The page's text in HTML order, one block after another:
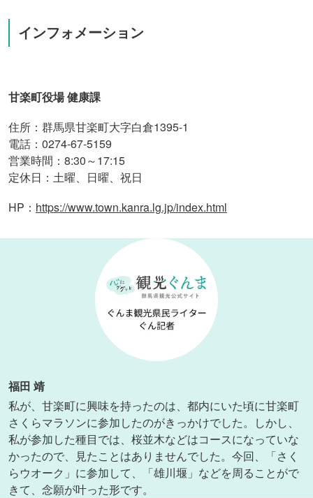
インフォメーション
甘楽町役場 健康課
住所：群馬県甘楽町大字白倉1395-1
電話：0274-67-5159
営業時間：8:30～17:15
定休日：土曜、日曜、祝日
HP ： https://www.town.kanra.lg.jp/index.html
福田 靖
私が、甘楽町に興味を持ったのは、都内にいた頃に甘楽町
さくらマラソンに参加したのがきっかけでした。しかし、
私が参加した種目では、桜並木などはコースになっていな
かったので、見たことはありませんでした。今回、「さく
らウオーク」に参加して、「雄川堰」などを周ることがで
きて、念願が叶った形です。